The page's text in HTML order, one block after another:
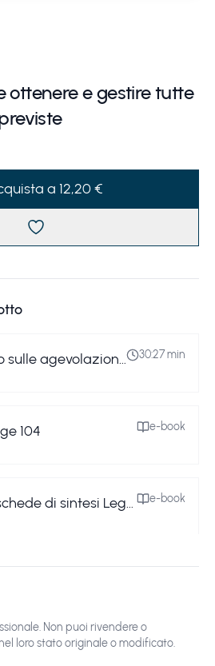
ottenere e gestire tutte
a 12,20 €
della Legge 104 30:27 min
104 e-book
di sintesi Legge 104 e-book
e-book
stretto deduzione esclusa per la badante e-book
Non puoi rivendere o
loro stato originale o modificato.